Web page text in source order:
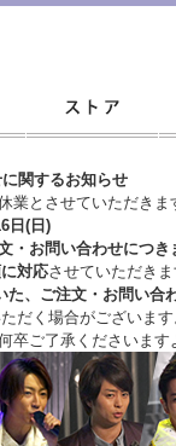
関するお知らせ
業とさせていただきま
日(日)
・お問い合わせにつき
対応させていただきま
た、ご注文・ お問い合
だく場合がございます
卒ご了承くださいます